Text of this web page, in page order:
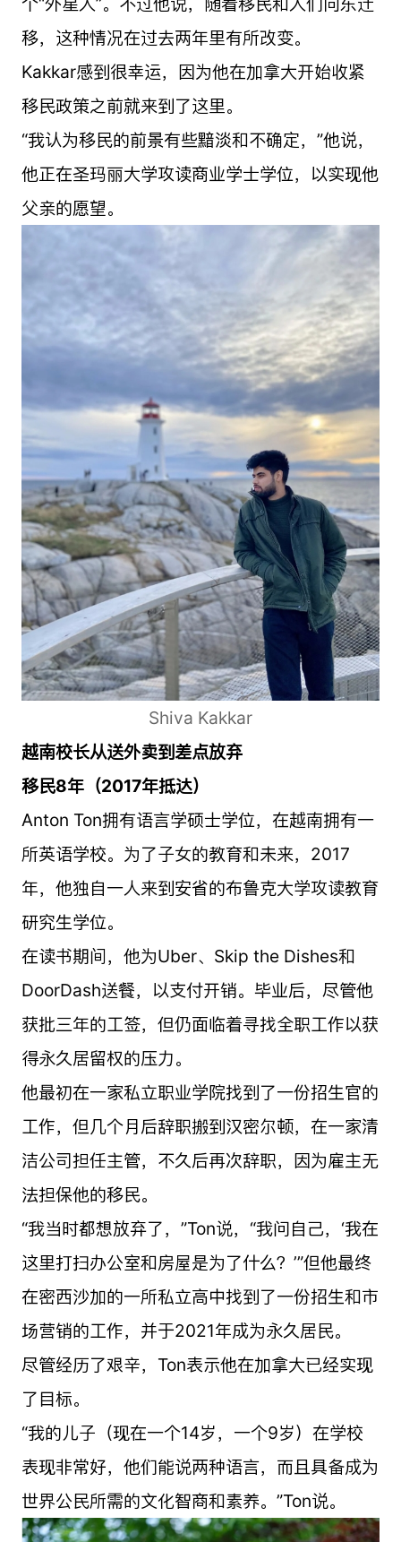
移，这种情况在过去两年里有所改变。
Kakkar感到很幸运，因为他在加拿大开始收紧
移民政策之前就来到了这里。
“我认为移民的前景有些黯淡和不确定，”他说，
他正在圣玛丽大学攻读商业学士学位，以实现他
父亲的愿望。
Shiva Kakkar
越南校长从送外卖到差点放弃
移民8年（2017年抵达）
Anton Ton拥有语言学硕士学位，在越南拥有一
所英语学校。为了子女的教育和未来，2017
年，他独自一人来到安省的布鲁克大学攻读教育
研究生学位。
在读书期间，他为Uber、Skip the Dishes和
DoorDash送餐，以支付开销。毕业后，尽管他
获批三年的工签，但仍面临着寻找全职工作以获
得永久居留权的压力。
他最初在一家私立职业学院找到了一份招生官的
工作，但几个月后辞职搬到汉密尔顿，在一家清
洁公司担任主管，不久后再次辞职，因为雇主无
法担保他的移民。
“我当时都想放弃了，”Ton说，“我问自己，‘我在
这里打扫办公室和房屋是为了什么？’”但他最终
在密西沙加的一所私立高中找到了一份招生和市
场营销的工作，并于2021年成为永久居民。
尽管经历了艰辛，Ton表示他在加拿大已经实现
了目标。
“我的儿子（现在一个14岁，一个9岁）在学校
表现非常好，他们能说两种语言，而且具备成为
世界公民所需的文化智商和素养。”Ton说。